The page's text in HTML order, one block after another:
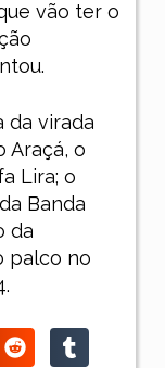
vão ter o
da virada
Araçá, o
Lira; o
Banda
da
palco no